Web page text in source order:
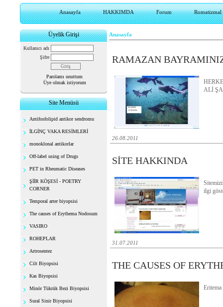
Anasayfa HAKKIMDA Forum Romatizmal
Üyelik Girişi
Kullanıcı adı
Şifre
Parolamı unuttum
Üye olmak istiyorum
Site Menüsü
Antifosfolipid antikor sendromu
İLGİNÇ VAKA RESİMLERİ
monoklonal antikorlar
Off-label using of Drugs
PET in Rheumatic Diseases
ŞİİR KÖŞESİ - POETRY
CORNER
Temporal arter biyopsisi
The causes of Erythema Nodosum
VASIRO
ROHEPLAR
Artrosentez
Cilt Biyopsisi
Kas Biyopsisi
Minör Tükrük Bezi Biyopsisi
Sural Sinir Biyopsisi
Anasayfa
RAMAZAN
ALİ
26.08.2011
SİTE HAKKINDA
ilgi
31.07.2011
THE CAUSES OF
Eritema